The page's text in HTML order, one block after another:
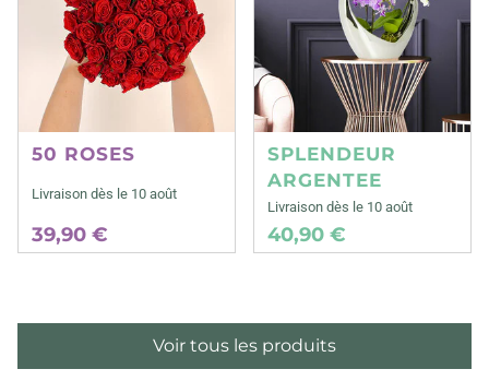
50 ROSES
Livraison dès le 10 août
39,90 €
SPLENDEUR
ARGENTEE
Livraison dès le 10 août
40,90 €
Voir tous les produits